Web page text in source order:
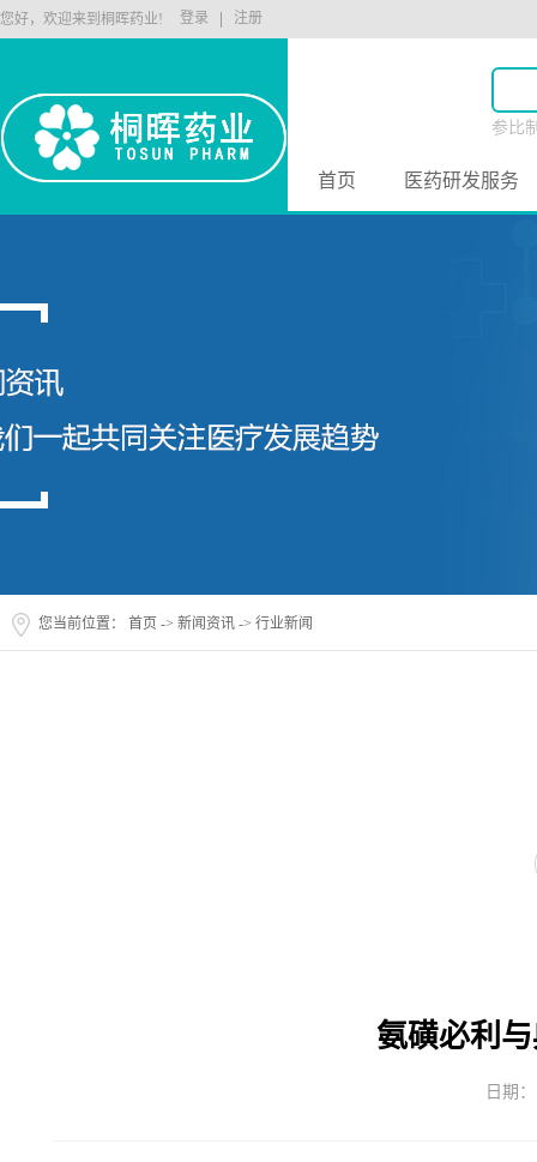
您好，欢迎来到桐晖药业! 注册
登录
参比
首页 医药研发服务
您当前位置： 首页 -> 新闻资讯 -> 行业新闻
氨磺必利
日期：